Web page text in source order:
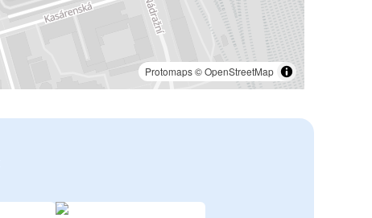
Protomaps©OpenStreetMap